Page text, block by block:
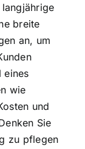
breite
an, um
eines
wie
und
Sie
zu pflegen